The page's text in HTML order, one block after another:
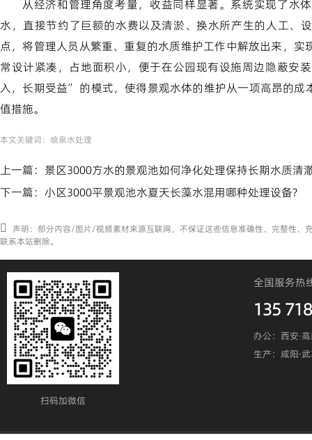
从经济和管理角度考量，收益同样显著。系统实现了水
水，直接节约了巨额的水费以及清淤、换水所产生的人工、
点，将管理人员从繁重、重复的水质维护工作中解放出来，
常设计紧凑，占地面积小，便于在公园现有设施周边隐蔽安
入，长期受益” 的模式，使得景观水体的维护从一项高昂的
值措施。
本文关键词： 喷泉水处理
上一篇： 景区3000方水的景观池如何净化处理保持长期水质清
下一篇： 小区3000平景观池水夏天长藻水混用哪种处理设备?
声明：部分内容/图片/视频素材来源互联网，不保证这些信息准确性、完整性、
联系本站删除。
扫码加微信​
全国服务热
135
办公：西安·
生产：咸阳·